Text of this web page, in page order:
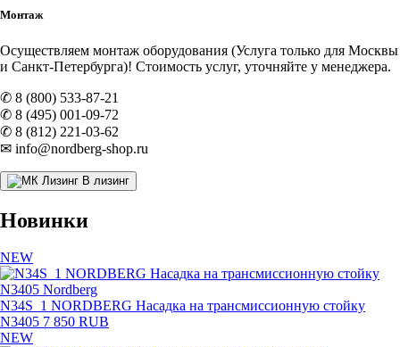
Монтаж
Осуществляем монтаж оборудования (Услуга только для Москвы
и Санкт-Петербурга)! Стоимость услуг, уточняйте у менеджера.
✆ 8 (800) 533-87-21
✆ 8 (495) 001-09-72
✆ 8 (812) 221-03-62
✉ info@nordberg-shop.ru
В лизинг
Новинки
NEW
N34S_1 NORDBERG Насадка на трансмиссионную стойку
N3405 7 850 RUB
NEW